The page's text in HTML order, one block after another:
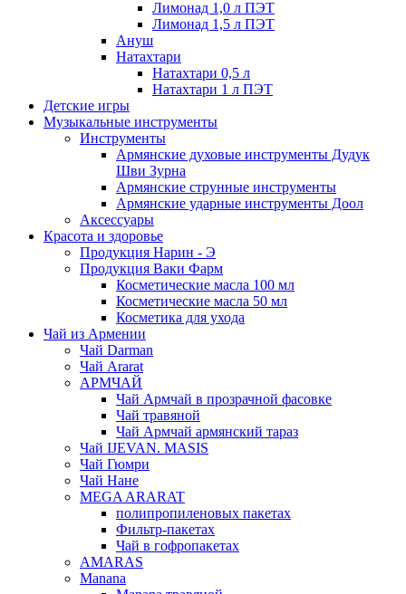
Лимонад 1,0 л ПЭТ
Лимонад 1,5 л ПЭТ
Ануш
Натахтари
Натахтари 0,5 л
Натахтари 1 л ПЭТ
Детские игры
Музыкальные инструменты
Инструменты
Армянские духовые инструменты Дудук
Шви Зурна
Армянские струнные инструменты
Армянские ударные инструменты Доол
Аксессуары
Красота и здоровье
Продукция Нарин - Э
Продукция Ваки Фарм
Косметические масла 100 мл
Косметические масла 50 мл
Косметика для ухода
Чай из Армении
Чай Darman
Чай Ararat
АРМЧАЙ
Чай Армчай в прозрачной фасовке
Чай травяной
Чай Армчай армянский тараз
Чай IJEVAN. MASIS
Чай Гюмри
Чай Нане
MEGA ARARAT
полипропиленовых пакетах
Фильтр-пакетах
Чай в гофропакетах
AMARAS
Manana